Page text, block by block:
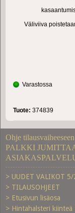
Väliviiva
Varastossa
Tuote: 374839
Ohje
PALKKI
> UUDET VALIKOT 5/
> TILAUSOHJEET
> Etusivun lisäosa
> Hintahalsteri